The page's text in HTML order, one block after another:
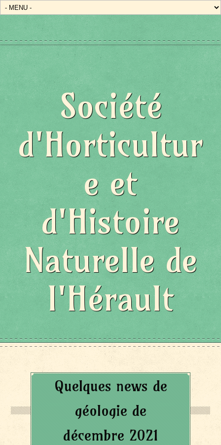
Société
d'Horticultur
e et
d'Histoire
Naturelle de
l'Hérault
Quelques news de
géologie de
décembre 2021